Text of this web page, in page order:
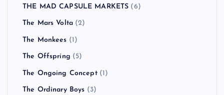
THE MAD CAPSULE MARKETS (6)
The Mars Volta (2)
The Monkees (1)
The Offspring (5)
The Ongoing Concept(1)
The Ordinary Boys (3)